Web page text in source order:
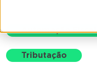
Automação Fiscal
Tributação